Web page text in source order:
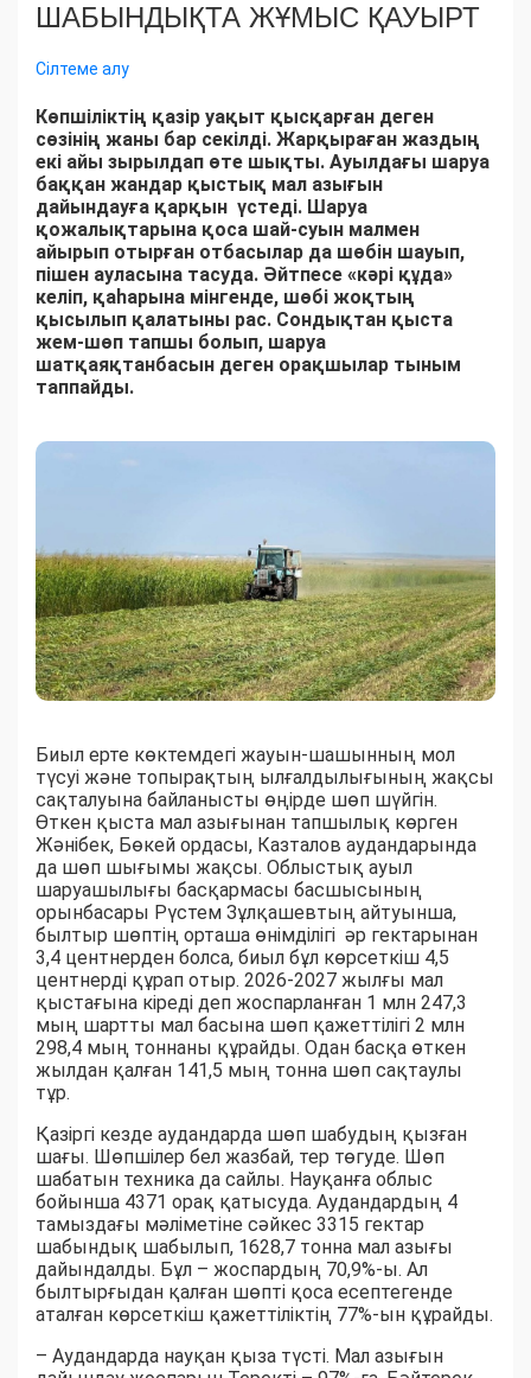
ШАБЫНДЫҚТА ЖҰМЫС ҚАУЫРТ
Сілтеме алу
Көпшіліктің қазір уақыт қысқарған деген
сөзінің жаны бар секілді. Жарқыраған жаздың
екі айы зырылдап өте шықты. Ауылдағы шаруа
баққан жандар қыстық мал азығын
дайындауға қарқын үстеді. Шаруа
қожалықтарына қоса шай-суын малмен
айырып отырған отбасылар да шөбін шауып,
пішен ауласына тасуда. Әйтпесе «кәрі құда»
келіп, қаһарына мінгенде, шөбі жоқтың
қысылып қалатыны рас. Сондықтан қыста
жем-шөп тапшы болып, шаруа
шатқаяқтанбасын деген орақшылар тыным
таппайды.
Биыл ерте көктемдегі жауын-шашынның мол
түсуі және топырақтың ылғалдылығының жақсы
сақталуына байланысты өңірде шөп шүйгін.
Өткен қыста мал азығынан тапшылық көрген
Жәнібек, Бөкей ордасы, Казталов аудандарында
да шөп шығымы жақсы. Облыстық ауыл
шаруашылығы басқармасы басшысының
орынбасары Рүстем Зұлқашевтың айтуынша,
былтыр шөптің орташа өнімділігі әр гектарынан
3,4 центнерден болса, биыл бұл көрсеткіш 4,5
центнерді құрап отыр. 2026-2027 жылғы мал
қыстағына кіреді деп жоспарланған 1 млн 247,3
мың шартты мал басына шөп қажеттілігі 2 млн
298,4 мың тоннаны құрайды. Одан басқа өткен
жылдан қалған 141,5 мың тонна шөп сақтаулы
тұр.
Қазіргі кезде аудандарда шөп шабудың қызған
шағы. Шөпшілер бел жазбай, тер төгуде. Шөп
шабатын техника да сайлы. Науқанға облыс
бойынша 4371 орақ қатысуда. Аудандардың 4
тамыздағы мәліметіне сәйкес 3315 гектар
шабындық шабылып, 1628,7 тонна мал азығы
дайындалды. Бұл – жоспардың 70,9%-ы. Ал
былтырғыдан қалған шөпті қоса есептегенде
аталған көрсеткіш қажеттіліктің 77%-ын құрайды.
– Аудандарда науқан қыза түсті. Мал азығын